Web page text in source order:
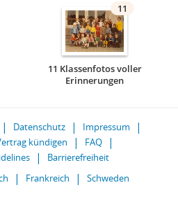
11
11 Klassenfotos voller
Erinnerungen
Datenschutz
Impressum
kündigen
FAQ
Barrierefreiheit
Frankreich Schweden